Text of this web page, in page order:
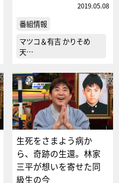
2019.05.08
番組情報
マツコ＆有吉 かりそめ
天…
生死をさまよう病か
ら、奇跡の生還。林家
三平が想いを寄せた同
級生の今